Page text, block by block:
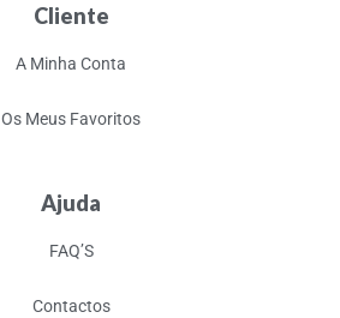
Cliente
A Minha Conta
Os Meus Favoritos
Ajuda
FAQ’S
Contactos